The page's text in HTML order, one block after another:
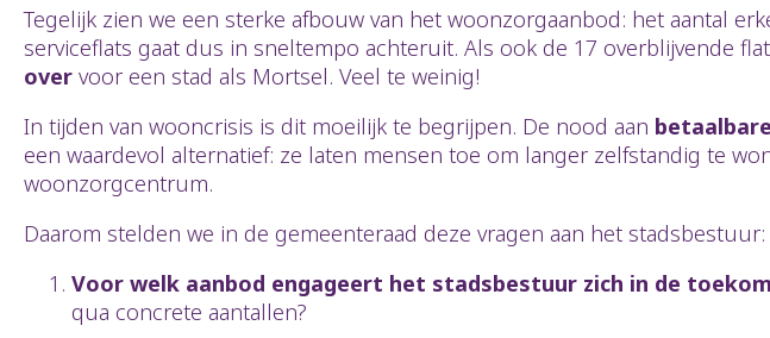
Tegelijk zien we een sterke afbouw van het woonzorgaanbod: het aantal
serviceflats gaat dus in sneltempo achteruit. Als ook de 17 overblijvende
over voor een stad als Mortsel. Veel te weinig!
In tijden van wooncrisis is dit moeilijk te begrijpen. De nood aan
een waardevol alternatief: ze laten mensen toe om langer zelfstandig te
woonzorgcentrum.
Daarom stelden we in de gemeenteraad deze vragen aan het stadsbestuur:
Voor welk aanbod engageert het stadsbestuur zich in de
qua concrete aantallen?